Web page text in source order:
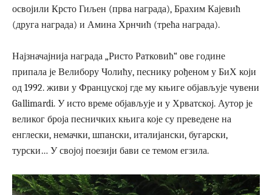
освојили Крсто Гиљен (прва награда), Брахим Кајевић
(друга награда) и Амина Хрнчић (трећа награда).
Најзначајнија награда „Ристо Ратковић“ ове године
припала је Велибору Чолићу, песнику рођеном у БиХ који
од 1992. живи у Француској где му књиге објављује чувени
Gallimardi. У исто време објављује и у Хрватској. Аутор је
великог броја песничких књига које су преведене на
енглески, немачки, шпански, италијански, бугарски,
турски… У својој поезији бави се темом егзила.